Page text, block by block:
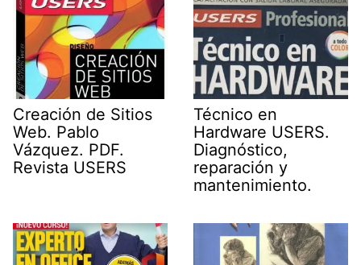
Creación de Sitios
Web. Pablo
Vázquez. PDF.
Revista USERS
Técnico en
Hardware USERS.
Diagnóstico,
reparación y
mantenimiento.